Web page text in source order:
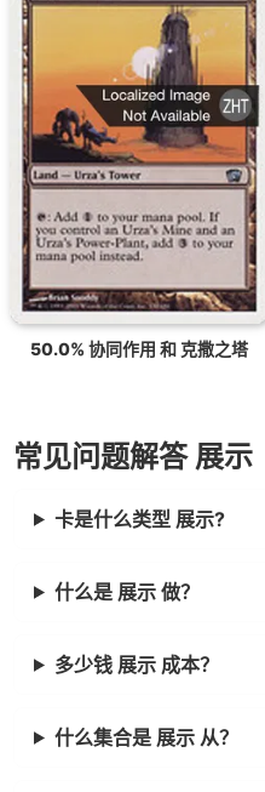
50.0% 协同作用 和 克撒之塔
常见问题解答 展示
卡是什么类型 展示?
什么是 展示 做？
多少钱 展示 成本？
什么集合是 展示 从？